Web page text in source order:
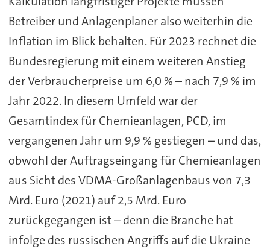
Betreiber und Anlagenplaner also weiterhin die
Inflation im Blick behalten. Für 2023 rechnet die
Bundesregierung mit einem weiteren Anstieg
der Verbraucherpreise um 6,0 % – nach 7,9 % im
Jahr 2022. In diesem Umfeld war der
Gesamtindex für Chemieanlagen, PCD, im
vergangenen Jahr um 9,9 % gestiegen – und das,
obwohl der Auftragseingang für Chemieanlagen
aus Sicht des VDMA-Großanlagenbaus von 7,3
Mrd. Euro (2021) auf 2,5 Mrd. Euro
zurückgegangen ist – denn die Branche hat
infolge des russischen Angriffs auf die Ukraine